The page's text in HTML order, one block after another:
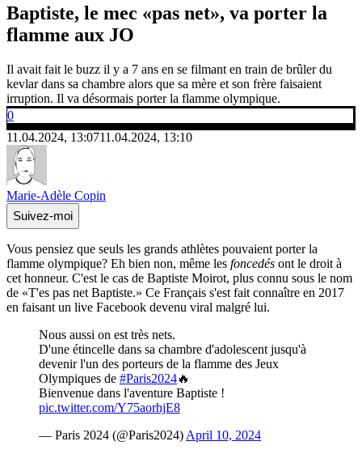
Baptiste, le mec «pas net», va porter la
flamme aux JO
Il avait fait le buzz il y a 7 ans en se filmant en train de brûler du
kevlar dans sa chambre alors que sa mère et son frère faisaient
irruption. Il va désormais porter la flamme olympique.
0
11.04.2024, 13:0711.04.2024, 13:10
Marie-Adèle Copin
Suivez-moi
Vous pensiez que seuls les grands athlètes pouvaient porter la
flamme olympique? Eh bien non, même les foncedés ont le droit à
cet honneur. C'est le cas de Baptiste Moirot, plus connu sous le nom
de «T'es pas net Baptiste.» Ce Français s'est fait connaître en 2017
en faisant un live Facebook devenu viral malgré lui.
Nous aussi on est très nets.
D'une étincelle dans sa chambre d'adolescent jusqu'à
devenir l'un des porteurs de la flamme des Jeux
Olympiques de #Paris2024🔥
Bienvenue dans l'aventure Baptiste !
pic.twitter.com/Y75aorhjE8
— Paris 2024 (@Paris2024) April 10, 2024